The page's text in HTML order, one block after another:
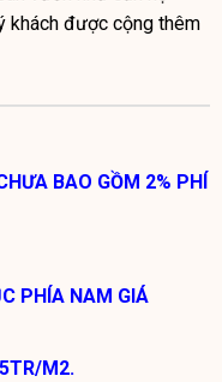
khách được cộng thêm
BAO GỒM 2% PHÍ
PHÍA NAM GIÁ
M2.